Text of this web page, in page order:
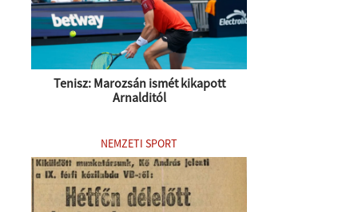
Tenisz: Marozsán ismét kikapott
Arnalditól
NEMZETI SPORT